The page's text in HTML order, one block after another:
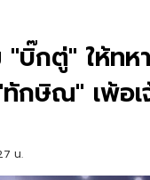
บิ๊กตู่" ให้ทห
กษิณ" เพ้อเ
น.